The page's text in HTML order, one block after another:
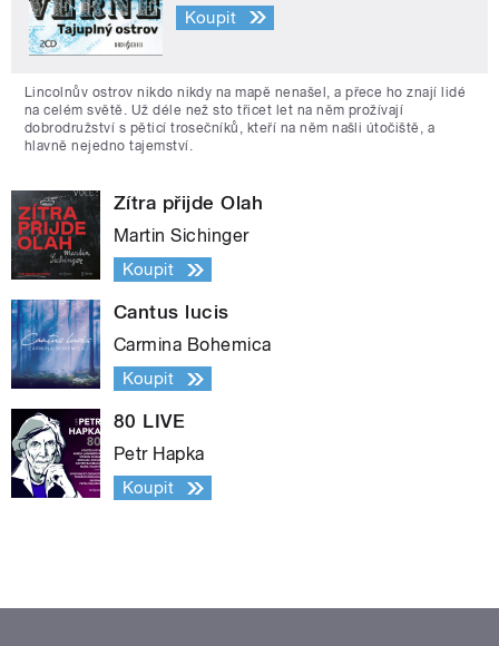
Koupit
Lincolnův ostrov nikdo nikdy na mapě nenašel, a přece ho znají lidé
na celém světě. Už déle než sto třicet let na něm prožívají
dobrodružství s pěticí trosečníků, kteří na něm našli útočiště, a
hlavně nejedno tajemství.
Zítra přijde Olah
Martin Sichinger
Koupit
Cantus lucis
Carmina Bohemica
Koupit
80 LIVE
Petr Hapka
Koupit